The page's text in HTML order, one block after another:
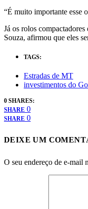
“É muito importante esse
Já os rolos
Souza, afirmou que eles
TAGS:
Estradas de MT
investimentos do
0 SHARES:
SHARE 0
SHARE 0
DEIXE UM
O seu endereço de e-mail